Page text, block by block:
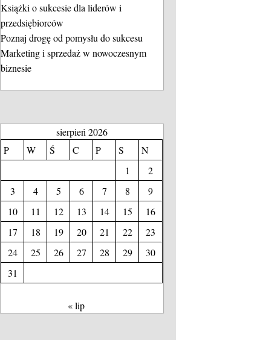
Książki o sukcesie dla liderów i
przedsiębiorców
Poznaj drogę od pomysłu do sukcesu
Marketing i sprzedaż w nowoczesnym
biznesie
sierpień 2026
P
W Ś C P S
N
1
2
3
4 5 6 7 8
9
10
11 12 13 14 15
16
17
18 19 20 21 22
23
24
25 26 27 28 29
30
31
« lip